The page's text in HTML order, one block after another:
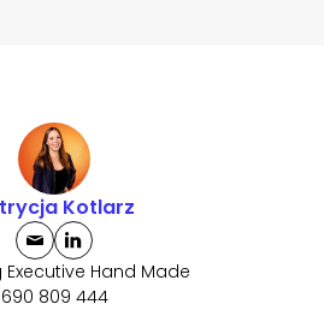
Kotlarz
Executive Hand Made
690 809 444